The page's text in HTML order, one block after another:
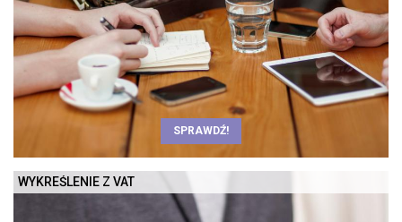
SPRAWDŹ!
WYKREŚLENIE Z VAT